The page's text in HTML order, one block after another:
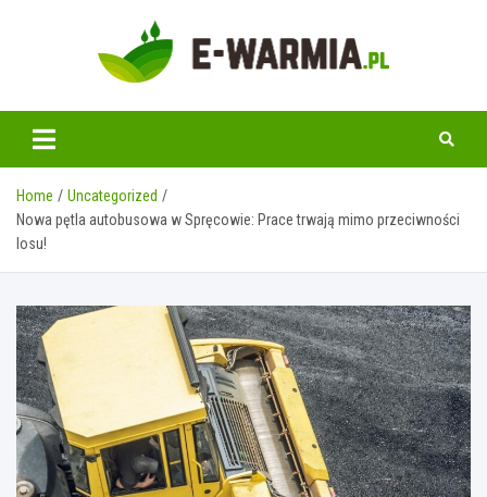
www.e-warmia.pl
Home
Uncategorized
Nowa pętla autobusowa w Spręcowie: Prace trwają mimo przeciwności
losu!